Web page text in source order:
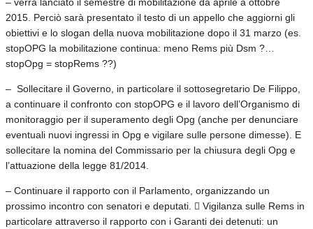
2015. Perciò sarà presentato il testo di un appello che aggiorni gli
obiettivi e lo slogan della nuova mobilitazione dopo il 31 marzo (es.
stopOPG la mobilitazione continua: meno Rems più Dsm ?…
stopOpg = stopRems ??)
– Sollecitare il Governo, in particolare il sottosegretario De Filippo,
a continuare il confronto con stopOPG e il lavoro dell’Organismo di
monitoraggio per il superamento degli Opg (anche per denunciare
eventuali nuovi ingressi in Opg e vigilare sulle persone dimesse). E
sollecitare la nomina del Commissario per la chiusura degli Opg e
l’attuazione della legge 81/2014.
– Continuare il rapporto con il Parlamento, organizzando un
prossimo incontro con senatori e deputati.  Vigilanza sulle Rems in
particolare attraverso il rapporto con i Garanti dei detenuti: un